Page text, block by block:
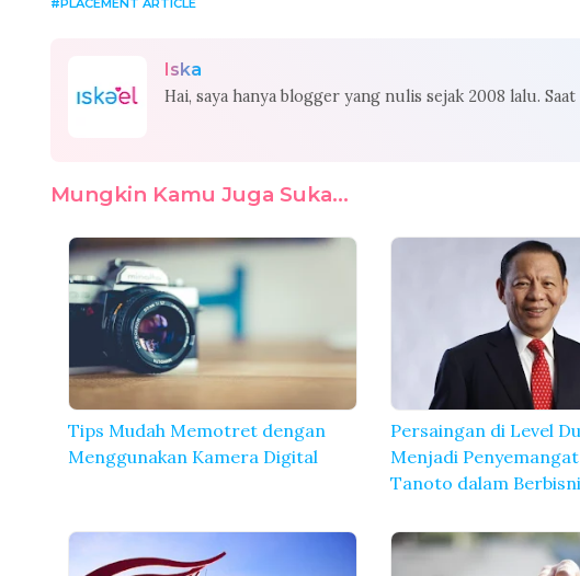
PLACEMENT ARTICLE
Iska
Hai, saya hanya blogger yang nulis sejak 2008 lalu.
Mungkin Kamu Juga Suka...
Tips Mudah Memotret dengan
Menggunakan Kamera Digital
Persaingan di Level
Menjadi
Tanoto dalam